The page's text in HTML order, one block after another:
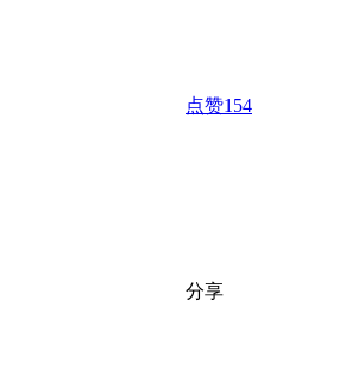
点赞154
分享